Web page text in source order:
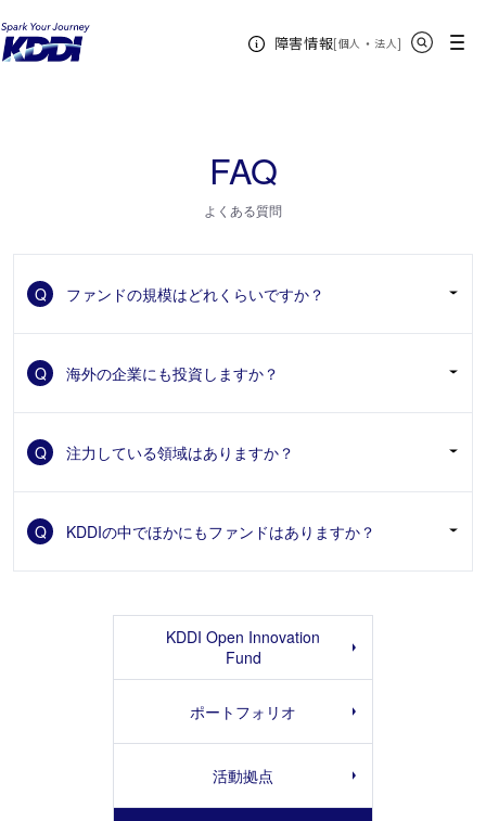
障害情報[個人 ・ 法人新規ウィンドウ
]
メニュー
KDDIホーム
る質問
FAQ
よくある質問
Q ファンドの規模はどれくらいですか？
A
1号ファンド（2012年2月設立：50億円）、2号ファン
立：50億円）を合わせて450億円です。
Q 海外の企業にも投資しますか？
A
海外の企業にも投資します。投資実績につきましては
Q 注力している領域はありますか？
A 「KDDI Open Innovation Fund」ページに記載してい
Q KDDIの中でほかにもファンドはありますか？
地域共創を推進する企業へ投資を行う「KDDI Regional
Initiatives Fund」があります。
からご確認ください。
KDDI Open Innovation
Fund
ポートフォリオ
活動拠点